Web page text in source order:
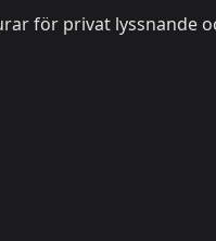
för privat lyssnande